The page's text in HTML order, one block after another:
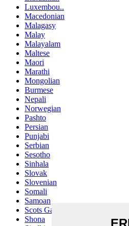
Luxembou..
Macedonian
Malagasy
Malay
Malayalam
Maltese
Maori
Marathi
Mongolian
Burmese
Nepali
Norwegian
Pashto
Persian
Punjabi
Serbian
Sesotho
Sinhala
Slovak
Slovenian
Somali
Samoan
Scots Gaelic
Shona